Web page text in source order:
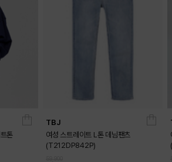
톤
TBJ
여성 스트레이트 L톤 데님팬츠
(T212DP842P)